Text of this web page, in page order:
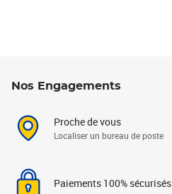
Nos Engagements
Proche de vous
Localiser un bureau de poste
Paiements 100% sécurisés